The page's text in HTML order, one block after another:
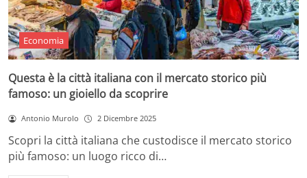
Economia
Questa è la città italiana con il mercato storico più
famoso: un gioiello da scoprire
Antonio Murolo 2 Dicembre 2025
Scopri la città italiana che custodisce il mercato storico
più famoso: un luogo ricco di…